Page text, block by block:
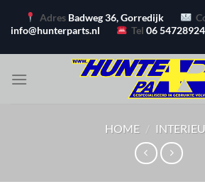
naar
Adres Badweg 36, Gorredijk
info@hunterparts.nl
Tel06 54728924
HOME /